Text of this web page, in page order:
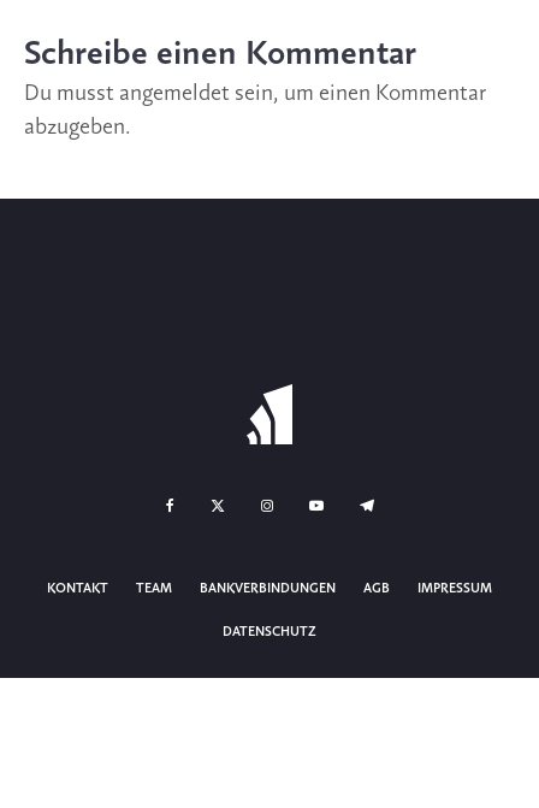
Schreibe einen Kommentar
Du musst angemeldet sein, um einen Kommentar
abzugeben.
KONTAKT TEAM BANKVERBINDUNGEN AGB IMPRESSUM
DATENSCHUTZ